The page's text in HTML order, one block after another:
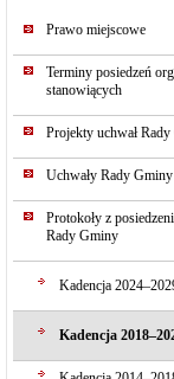
Prawo miejscowe
Terminy posiedzeń
stanowiących
Projekty uchwał
Uchwały Rady Gminy
Protokoły z
Rady Gminy
Kadencja
Kadencja